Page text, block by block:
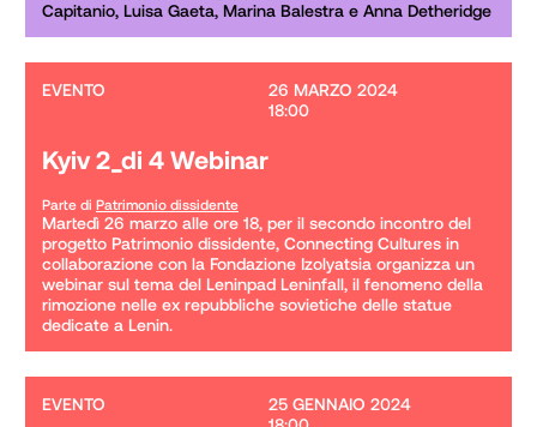
Capitanio, Luisa Gaeta, Marina Balestra e Anna Detheridge
EVENTO
26 MARZO 2024
18:00
Kyiv 2_di 4 Webinar
Parte di Patrimonio dissidente
Martedì 26 marzo alle ore 18, per il secondo incontro del
progetto Patrimonio dissidente, Connecting Cultures in
collaborazione con la Fondazione Izolyatsia organizza un
webinar sul tema del Leninpad Leninfall, il fenomeno della
rimozione nelle ex repubbliche sovietiche delle statue
dedicate a Lenin.
EVENTO
25 GENNAIO 2024